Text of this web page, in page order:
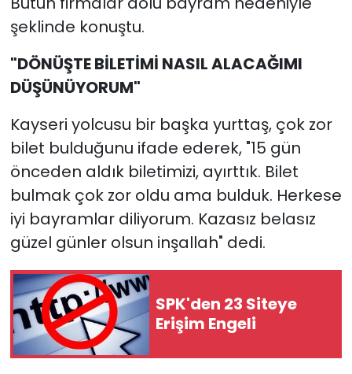
şeklinde konuştu.
"DÖNÜŞTE BİLETİMİ NASIL ALACAĞIMI
DÜŞÜNÜYORUM"
Kayseri yolcusu bir başka yurttaş, çok zor
bilet bulduğunu ifade ederek, "15 gün
önceden aldık biletimizi, ayırttık. Bilet
bulmak çok zor oldu ama bulduk. Herkese
iyi bayramlar diliyorum. Kazasız belasız
güzel günler olsun inşallah" dedi.
SPK'den 23 Siteye
Erişim Engeli